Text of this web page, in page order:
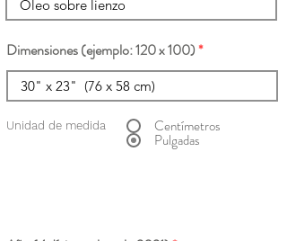
Dimensiones (ejemplo: 120 x 100)
Unidad de medida Centímetros
Pulgadas